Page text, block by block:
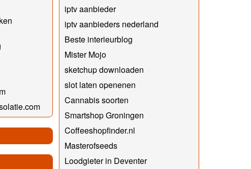
iptv aanbieder
iptv aanbieders nederland
Beste interieurblog
Mister Mojo
sketchup downloaden
slot laten openenen
Cannabis soorten
Smartshop Groningen
Coffeeshopfinder.nl
Masterofseeds
Loodgieter in Deventer